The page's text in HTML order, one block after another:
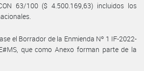
63/100 ($ 4.500.169,63) incluidos los
el Borrador de la Enmienda Nº 1 IF-2022-
que como Anexo forman parte de la